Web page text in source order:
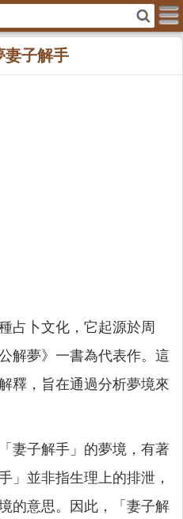
妻子解手
占卜文化，它起源於周
解夢》一書為代表作。這
釋，旨在通過分析夢境來
妻子解手」的夢境，有著
」並非指生理上的排泄，
的意思。因此，「妻子解